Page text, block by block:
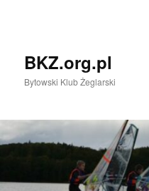
BKZ.org.pl
Bytowski Klub Żeglarski